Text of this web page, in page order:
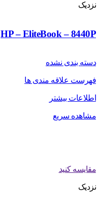
نزدیک
HP – EliteBook – 8440P
دسته بندی نشده
فهرست علاقه مندی ها
اطلاعات بیشتر
مشاهده سریع
مقایسه کنید
نزدیک